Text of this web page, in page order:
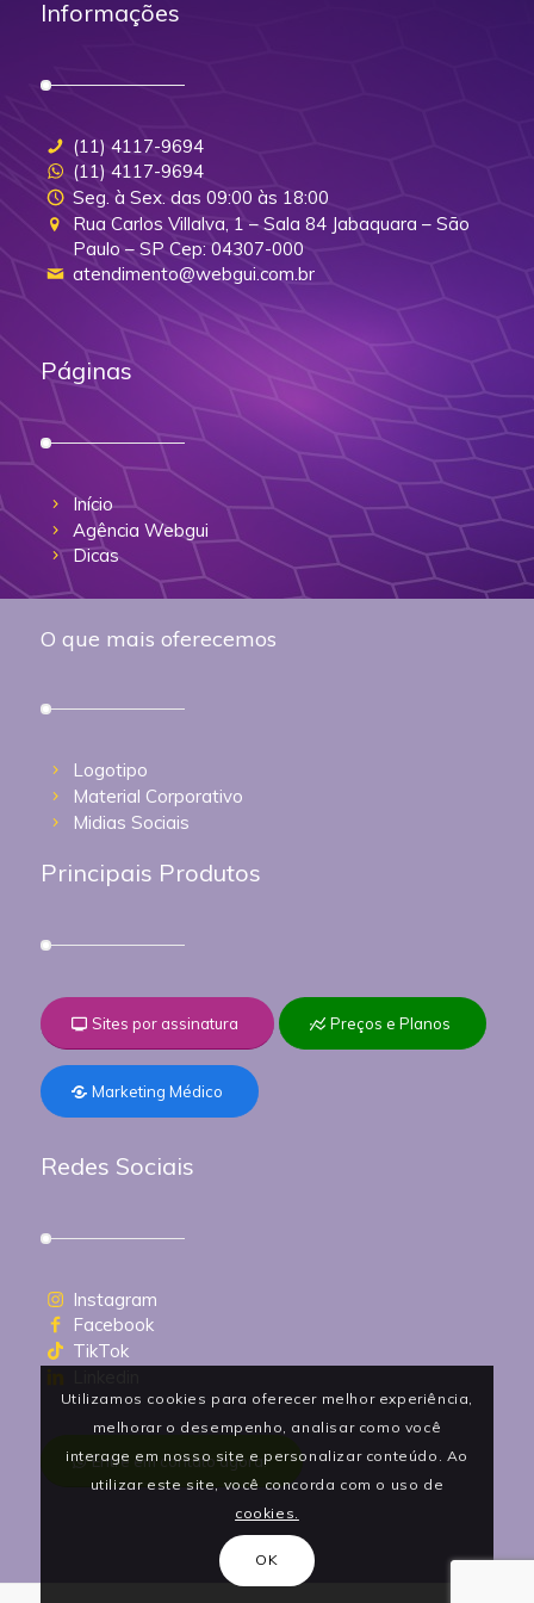
Informações
(11) 4117-9694
(11) 4117-9694
Seg. à Sex. das 09:00 às 18:00
Rua Carlos Villalva, 1 – Sala 84 Jabaquara – São
Paulo – SP Cep: 04307-000
atendimento@webgui.com.br
Páginas
Início
Agência Webgui
Dicas
O que mais oferecemos
Logotipo
Material Corporativo
Midias Sociais
Principais Produtos
Sites por assinatura Preços e Planos
Marketing Médico
Redes Sociais
Instagram
Facebook
TikTok
Entre em contato agora!
Utilizamos cookies para oferecer melhor experiência,
melhorar o desempenho, analisar como você
interage em nosso site e personalizar conteúdo. Ao
utilizar este site, você concorda com o uso de
cookies.
OK